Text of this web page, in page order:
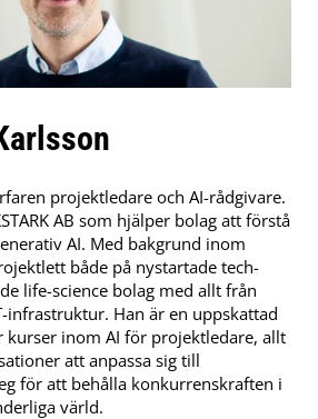
projektledare och AI-rådgivare.
AB som hjälper bolag att förstå
AI. Med bakgrund inom
både på nystartade tech-
life-science bolag med allt från
infrastruktur. Han är en uppskattad
kurser inom AI för projektledare, allt
att anpassa sig till
för att behålla konkurrenskraften i
värld.